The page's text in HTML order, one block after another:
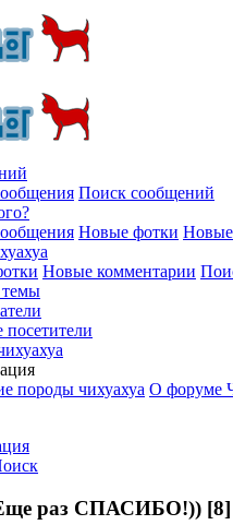
Поиск сообщений
Новые фотки Новые
Новые комментарии
породы чихуахуа О форуме
раз СПАСИБО!)) [8]